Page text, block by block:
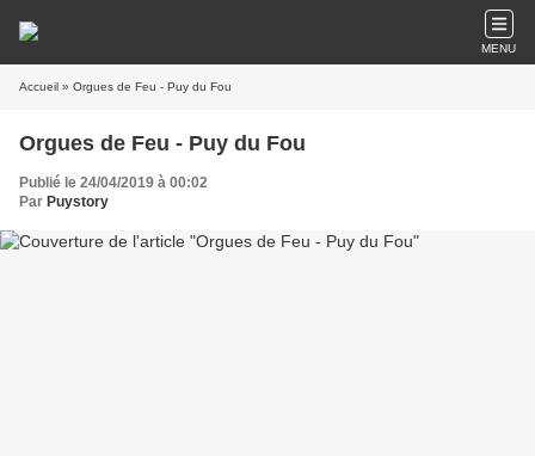
MENU
Accueil » Orgues de Feu - Puy du Fou
Orgues de Feu - Puy du Fou
Publié le 24/04/2019 à 00:02
Par Puystory